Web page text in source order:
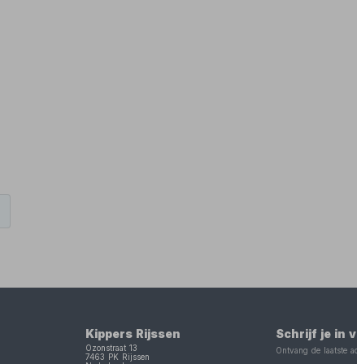
Kippers Rijssen
Ozonstraat 13
7463 PK
Rijssen
Schrijf je in
Ontvang de laatste